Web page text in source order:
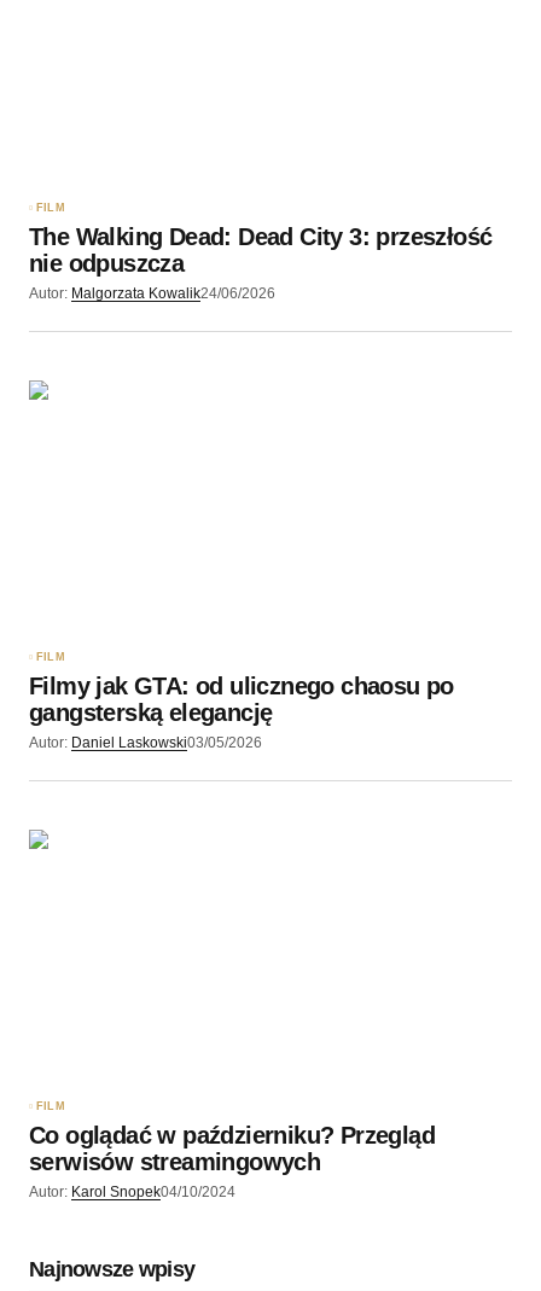
FILM
The Walking Dead: Dead City 3: przeszłość
nie odpuszcza
Autor: Malgorzata Kowalik24/06/2026
FILM
Filmy jak GTA: od ulicznego chaosu po
gangsterską elegancję
Autor: Daniel Laskowski03/05/2026
FILM
Co oglądać w październiku? Przegląd
serwisów streamingowych
Autor: Karol Snopek04/10/2024
Najnowsze wpisy